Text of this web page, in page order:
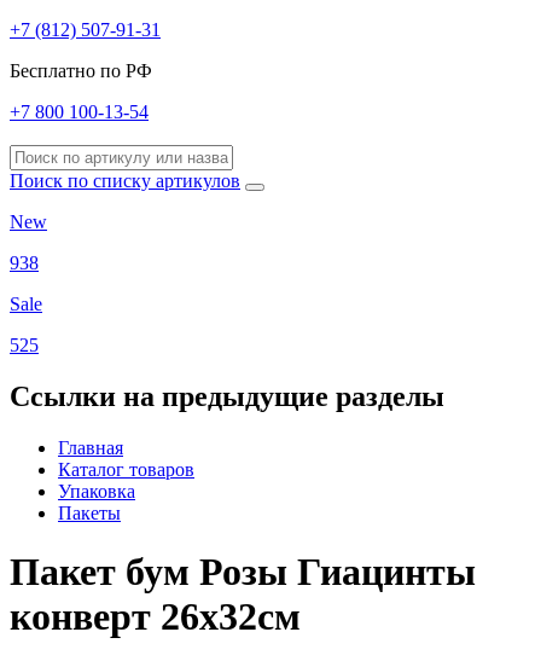
+7 (812) 507-91-31
Бесплатно по РФ
+7 800 100-13-54
Поиск по списку артикулов
New
938
Sale
525
Ссылки на предыдущие разделы
Главная
Каталог товаров
Упаковка
Пакеты
Пакет бум Розы Гиацинты
конверт 26х32см